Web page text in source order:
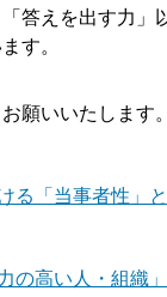
答えを出す力」
す。
願いいたします。
る「当事者性」
の高い人・組織